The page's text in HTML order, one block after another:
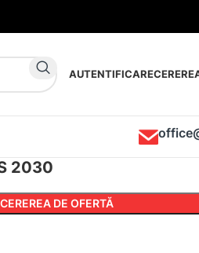
AUTENTIFICARE
2030
DE OFERTĂ